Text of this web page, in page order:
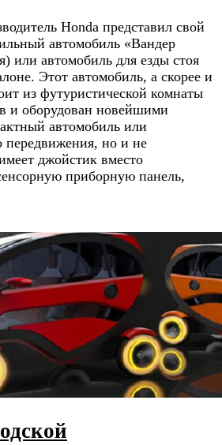
Honda представил свой
автомобиль «Вандер
или автомобиль для езды стоя
Этот автомобиль, а скорее и
из футуристической комнаты
и оборудован новейшими
автомобиль или
передвижения, но и не
джойстик вместо
приборную панель,